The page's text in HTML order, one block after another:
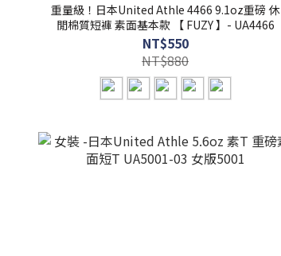
重量級！日本United Athle 4466 9.1oz重磅 休
閒棉質短褲 素面基本款 【 FUZY 】- UA4466
NT$550
NT$880